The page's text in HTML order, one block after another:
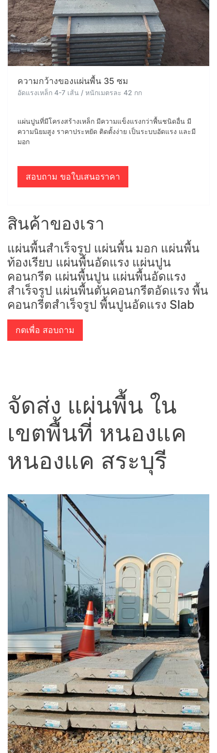
ความกว้างของแผ่นพื้น 35 ซม
อัดแรงเหล็ก 4-7 เส้น / หนักเมตรละ 42 กก
แผ่นปูนที่มีโครงสร้างเหล็ก มีความแข็งแรงกว่าพื้นชนิดอื่น มี
ความนิยมสูง ราคาประหยัด ติดตั้งง่าย เป็นระบบอัดแรง และมี
มอก
สอบถาม ขอใบเสนอราคา
สินค้าของเรา
แผ่นพื้นสำเร็จรูป แผ่นพื้น มอก แผ่นพื้น
ท้องเรียบ แผ่นพื้นอัดแรง แผ่นปูน
คอนกรีต แผ่นพื้นปูน แผ่นพื้นอัดแรง
สำเร็จรูป แผ่นพื้นตันคอนกรีตอัดแรง พื้น
คอนกรีตสำเร็จรูป พื้นปูนอัดแรง Slab
กดเพื่อ สอบถาม
จัดส่ง แผ่นพื้น ใน
เขตพื้นที่ หนองแค
หนองแค สระบุรี